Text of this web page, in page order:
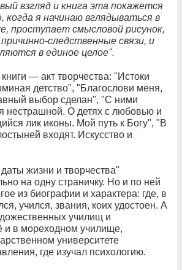
взгляд и книга эта покажется
когда я начинаю вглядываться в
проступает смысловой рисунок,
следственные связи, и
в единое целое".
— акт творчества: "Истоки
детство", "Благослови меня,
выбор сделан", "С ними
нестрашной. О детях с любовью и
лик иконы. Мой путь к Богу", "В
входят. Искусство и
жизни и творчества"
на одну страничку. Но и по ней
из биографии и характера: где, в
учился, звания, коих удостоен. А
училищ и
и в мореходном училище,
университете
где изучал психологию.